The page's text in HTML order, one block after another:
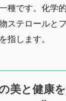
種です。化学
ステロールと
指します。
美と健康